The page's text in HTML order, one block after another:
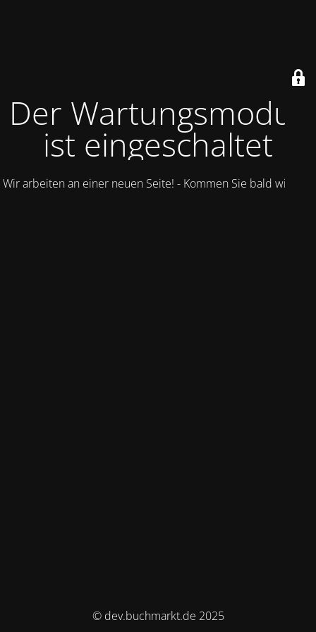
Der Wartungsmodus
ist eingeschaltet
Wir arbeiten an einer neuen Seite! - Kommen Sie bald wieder.
© dev.buchmarkt.de 2025